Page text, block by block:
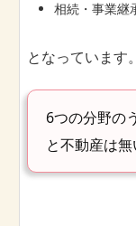
相続・事業継
となっています。
6つの分野の
と不動産は